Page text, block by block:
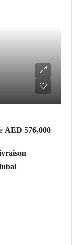
AED 576,000